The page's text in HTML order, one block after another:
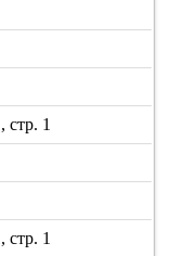
стр. 1
стр. 1